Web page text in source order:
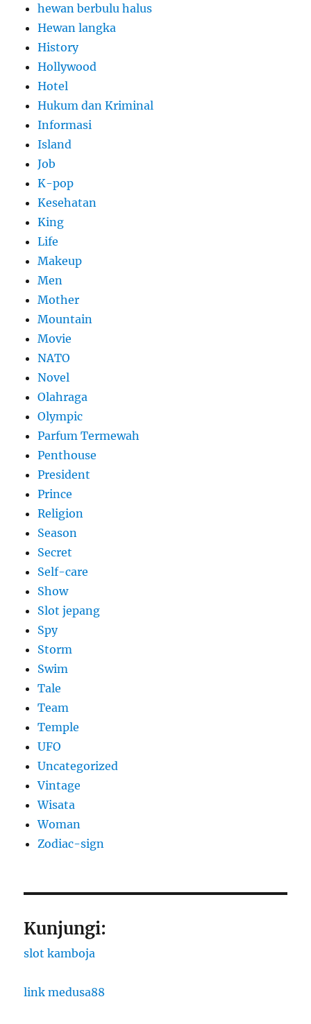
hewan berbulu halus
Hewan langka
History
Hollywood
Hotel
Hukum dan Kriminal
Informasi
Island
Job
K-pop
Kesehatan
King
Life
Makeup
Men
Mother
Mountain
Movie
NATO
Novel
Olahraga
Olympic
Parfum Termewah
Penthouse
President
Prince
Religion
Season
Secret
Self-care
Show
Slot jepang
Spy
Storm
Swim
Tale
Team
Temple
UFO
Uncategorized
Vintage
Wisata
Woman
Zodiac-sign
Kunjungi:
slot kamboja
link medusa88